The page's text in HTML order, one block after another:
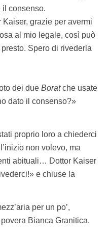
il consenso.
Kaiser, grazie per avermi
al mio legale, così può
Spero di rivederla
dei due Boratche usate
dato il consenso?»
proprio loro a chiederci
non volevo, ma
abituali… Dottor Kaiser
e chiuse la
per un po’,
Bianca Granitica.